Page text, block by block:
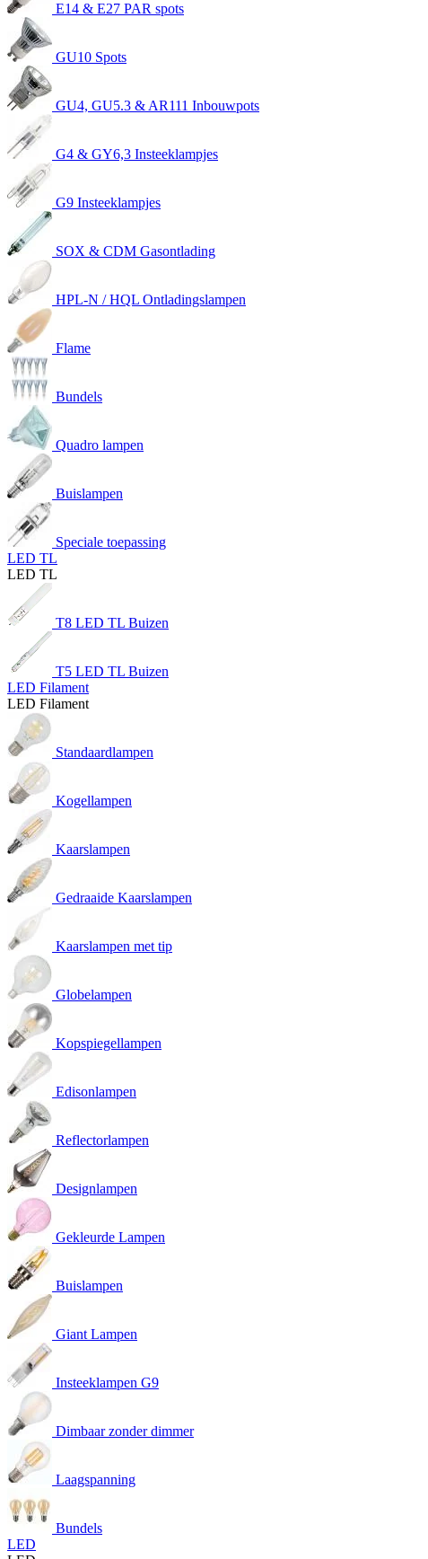
E14 & E27 PAR spots
GU10 Spots
GU4, GU5.3 & AR111 Inbouwpots
G4 & GY6,3 Insteeklampjes
G9 Insteeklampjes
SOX & CDM Gasontlading
HPL-N / HQL Ontladingslampen
Flame
Bundels
Quadro lampen
Buislampen
Speciale toepassing
LED TL
LED TL
T8 LED TL Buizen
T5 LED TL Buizen
LED Filament
LED Filament
Standaardlampen
Kogellampen
Kaarslampen
Gedraaide Kaarslampen
Kaarslampen met tip
Globelampen
Kopspiegellampen
Edisonlampen
Reflectorlampen
Designlampen
Gekleurde Lampen
Buislampen
Giant Lampen
Insteeklampen G9
Dimbaar zonder dimmer
Laagspanning
Bundels
LED